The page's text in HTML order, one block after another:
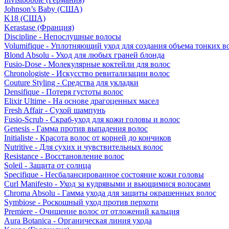
Johnson’s Baby (США)
K18 (США)
Kerastase (Франция)
Discipline - Непослушные волосы
Volumifique - Уплотняющий уход для создания объема тонких
Blond Absolu - Уход для любых граней блонда
Fusio-Dose - Молекулярные коктейли для волос
Chronologiste - Искусство ревитализации волос
Couture Styling - Средства для укладки
Densifique - Потеря густоты волос
Elixir Ultime - На основе драгоценных масел
Fresh Affair - Сухой шампунь
Fusio-Scrub - Скраб-уход для кожи головы и волос
Genesis - Гамма против выпадения волос
Initialiste - Красота волос от корней до кончиков
Nutritive - Для сухих и чувствительных волос
Resistance - Восстановление волос
Soleil - Защита от солнца
Specifique - Несбалансированное состояние кожи головы
Curl Manifesto - Уход за кудрявыми и вьющимися волосами
Chroma Absolu - Гамма ухода для защиты окрашенных волос
Symbiose - Роскошный уход против перхоти
Premiere - Очищение волос от отложений кальция
Aura Botanica - Органическая линия ухода